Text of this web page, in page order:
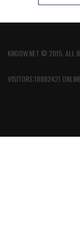
KNOOW.NET © 2015. ALL
VISITORS:18882421